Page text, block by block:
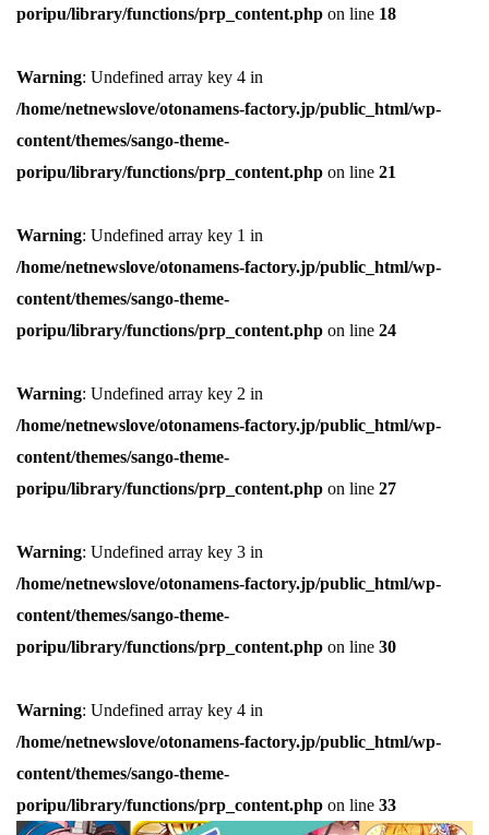
poripu/library/functions/prp_content.php on line 18
Warning: Undefined array key 4 in
/home/netnewslove/otonamens-factory.jp/public_html/wp-
content/themes/sango-theme-
poripu/library/functions/prp_content.php on line 21
Warning: Undefined array key 1 in
/home/netnewslove/otonamens-factory.jp/public_html/wp-
content/themes/sango-theme-
poripu/library/functions/prp_content.php on line 24
Warning: Undefined array key 2 in
/home/netnewslove/otonamens-factory.jp/public_html/wp-
content/themes/sango-theme-
poripu/library/functions/prp_content.php on line 27
Warning: Undefined array key 3 in
/home/netnewslove/otonamens-factory.jp/public_html/wp-
content/themes/sango-theme-
poripu/library/functions/prp_content.php on line 30
Warning: Undefined array key 4 in
/home/netnewslove/otonamens-factory.jp/public_html/wp-
content/themes/sango-theme-
poripu/library/functions/prp_content.php on line 33